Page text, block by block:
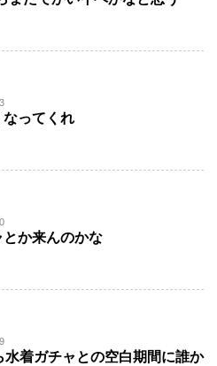
ってくれ
か来んのかな
着ガチャとの空白期間に誰か